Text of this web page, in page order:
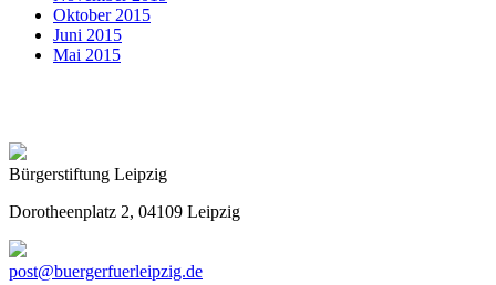
Oktober 2015
Juni 2015
Mai 2015
Bürgerstiftung Leipzig
Dorotheenplatz 2, 04109 Leipzig
post@buergerfuerleipzig.de